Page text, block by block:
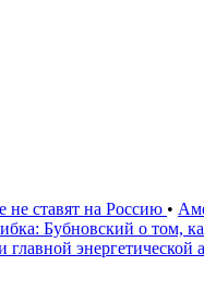
ставят на Россию •
Бубновский о том,
энергетической